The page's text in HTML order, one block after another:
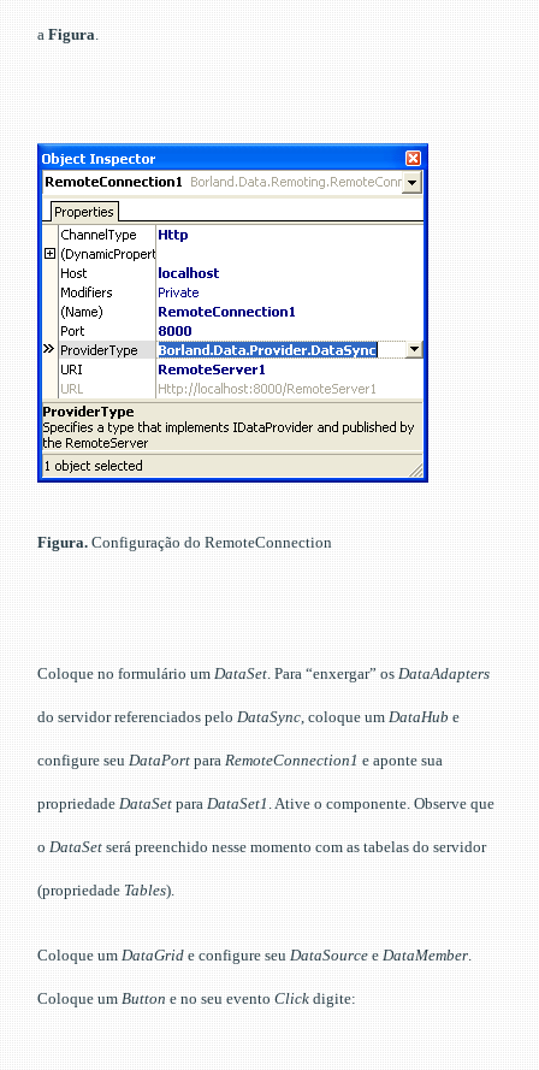
a Figura
Figura. Configuração do RemoteConnection
Coloque no formulário um DataSet . Para “enxergar” os DataAdapters
do servidor referenciados pelo DataSync , coloque um DataHub e
configure seu DataPort para RemoteConnection1 e aponte sua
propriedade DataSet para DataSet1 . Ative o componente. Observe que
o DataSet será preenchido nesse momento com as tabelas do servidor
(propriedade Tables).
Coloque um DataGrid e configure seu DataSource e DataMember
Coloque um Button e no seu evento Click digite: